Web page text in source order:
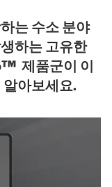
는 수소 분야
하는 고유한
제품군이 이
알아보세요.